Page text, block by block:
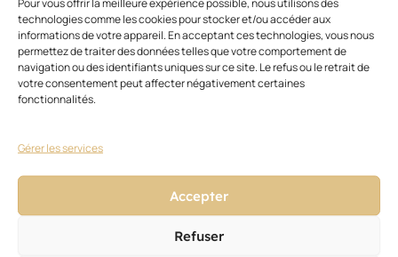
technologies comme les cookies pour stocker et/ou accéder aux
informations de votre appareil. En acceptant ces technologies, vous nous
permettez de traiter des données telles que votre comportement de
navigation ou des identifiants uniques sur ce site. Le refus ou le retrait de
votre consentement peut affecter négativement certaines
fonctionnalités.
Gérer les services
Accepter
Refuser
«
Nous
sommes
rodé
aux
divers
n’en
sont
pour